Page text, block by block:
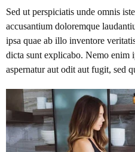
Sed ut perspiciatis unde omnis
accusantium doloremque
ipsa quae ab illo inventore
dicta sunt explicabo. Nemo enim
aspernatur aut odit aut fugit, sed